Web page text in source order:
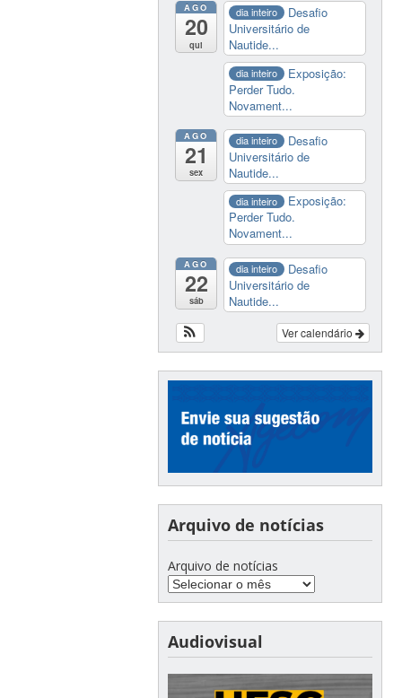
AGO
20
qui
dia inteiro
Desafio
Universitário de
Nautide...
dia inteiro
Exposição:
Perder Tudo.
Novament...
AGO
21
sex
dia inteiro
Desafio
Universitário de
Nautide...
dia inteiro
Exposição:
Perder Tudo.
Novament...
AGO
22
sáb
dia inteiro
Desafio
Universitário de
Nautide...
Ver calendário
Arquivo de notícias
Arquivo de notícias
Audiovisual